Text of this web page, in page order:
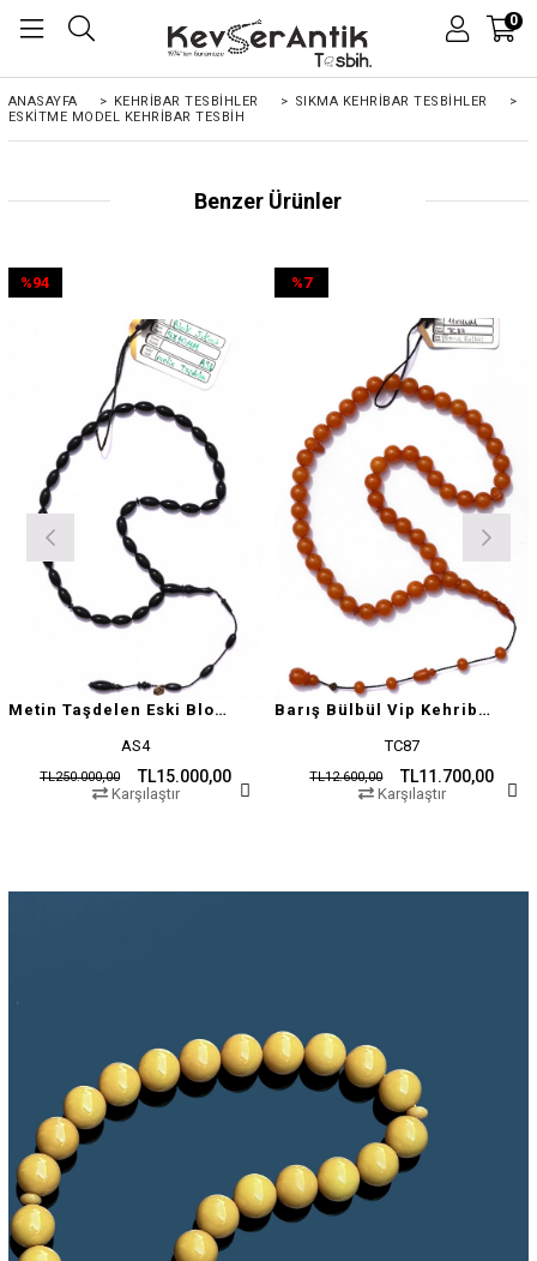
0
ANASAYFA > KEHRIBAR TESBIHLER > SIKMA KEHRİBAR TESBİHLER
>
ESKITME MODEL KEHRIBAR TESBIH
Benzer Ürünler
Metin Taşdelen Eski Blok Sıkma
AS4
TL15.000,00
TL250.000,00
%94
Karşılaştır
Barış Bülbül Vip Kehribar Tesbih
TC87
TL11.700,00
TL12.600,00
%7
Karşılaştır